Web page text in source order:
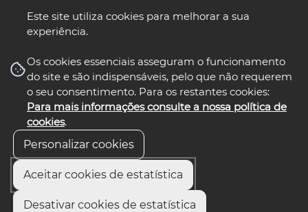
Este site utiliza cookies para melhorar a sua
experiência.
Os cookies essenciais asseguram o funcionamento
do site e são indispensáveis, pelo que não requerem
o seu consentimento. Para os restantes cookies:
Para mais informações consulte a nossa política de
cookies.
Personalizar cookies
Aceitar cookies de estatística
Desativar cookies de estatística
nos select language
Início